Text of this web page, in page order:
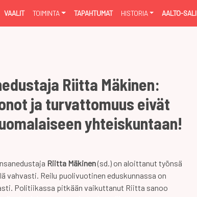
VAALIT TOIMINTA TAPAHTUMAT HISTORIA AALTO-SALI
Riitta Mäkinen:
ja turvattomuus eivät
yhteiskuntaan!
Riitta Mäkinen(sd.) on aloittanut työnsä
vahvasti. Reilu puolivuotinen eduskunnassa on
Politiikassa pitkään vaikuttanut Riitta sanoo